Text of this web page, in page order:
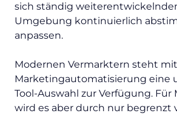
sich ständig
Umgebung kontinuierlich
anpassen.
Modernen Vermarktern steht
Marketingautomatisierung eine
Tool-Auswahl zur Verfügung.
wird es aber durch nur begrenzt